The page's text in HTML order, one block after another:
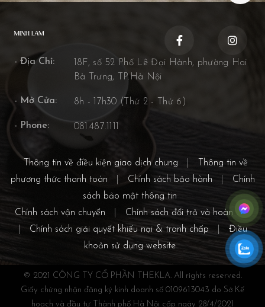
- Địa Chỉ:
18F, số 52 Phố Lê Đại Hành, phường Hai
Bà Trưng, TP.Hà Nội
- Mở Cửa: 8h - 17h30 (Thứ 2 - Thứ 6)
- Phone: 081.487.1111
Thông tin về điều kiện giao dịch chung
Thông tin về
phương thức thanh toán
Chính sách bảo hành
Chính
sách bảo mật thông tin
Chính sách vận chuyển
Chính sách đổi trả và hoàn tiền
Chính sách giải quyết khiếu nại & tranh chấp
Điều
khoản sử dụng website
© 2021 CÔNG TY CỔ PHẦN THEKLA. All rights reserved.
Giấy chứng nhận đăng ký kinh doanh số 0109613043 do Sở Kế
hoạch và đầu tư Thành phố Hà Nội cấp ngày 28/4/2021